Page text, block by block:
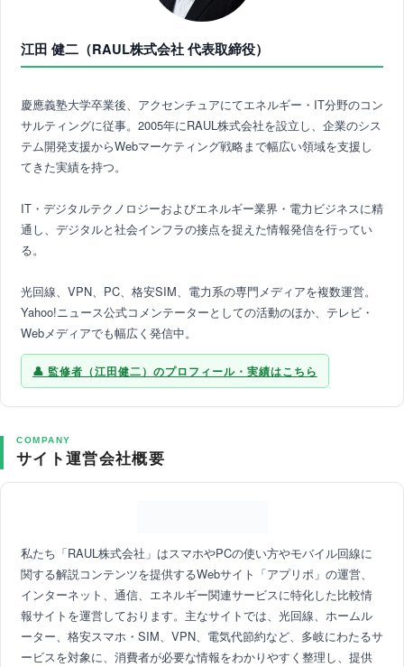
江田 健二（RAUL株式会社 代表取締役）
慶應義塾大学卒業後、アクセンチュアにてエネルギー・IT分野のコン
サルティングに従事。2005年にRAUL株式会社を設立し、企業のシス
テム開発支援からWebマーケティング戦略まで幅広い領域を支援し
てきた実績を持つ。
IT・デジタルテクノロジーおよびエネルギー業界・電力ビジネスに精
通し、デジタルと社会インフラの接点を捉えた情報発信を行ってい
る。
光回線、VPN、PC、格安SIM、電力系の専門メディアを複数運営。
Yahoo!ニュース公式コメンテーターとしての活動のほか、テレビ・
Webメディアでも幅広く発信中。
監修者（江田健二）のプロフィール・実績はこちら
COMPANY
サイト運営会社概要
私たち「RAUL株式会社」はスマホやPCの使い方やモバイル回線に
関する解説コンテンツを提供するWebサイト「アプリポ」の運営、
インターネット、通信、エネルギー関連サービスに特化した比較情
報サイトを運営しております。主なサイトでは、光回線、ホームル
ーター、格安スマホ・SIM、VPN、電気代節約など、多岐にわたるサ
ービスを対象に、消費者が必要な情報をわかりやすく整理し、提供